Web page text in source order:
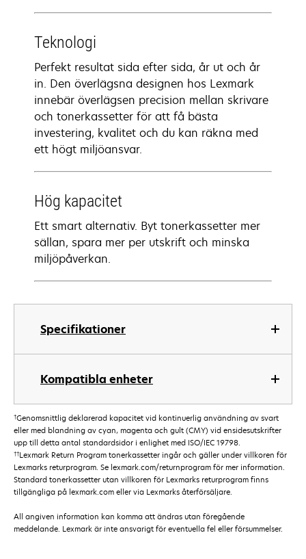
Specifikationer
Kompatibla enheter
Teknologi
Perfekt resultat sida efter sida, år ut och år
in. Den överlägsna designen hos Lexmark
innebär överlägsen precision mellan skrivare
och tonerkassetter för att få bästa
investering, kvalitet och du kan räkna med
ett högt miljöansvar.
Hög kapacitet
Ett smart alternativ. Byt tonerkassetter mer
sällan, spara mer per utskrift och minska
miljöpåverkan.
†Genomsnittlig deklarerad kapacitet vid kontinuerlig användning av svart
eller med blandning av cyan, magenta och gult (CMY) vid ensidesutskrifter
upp till detta antal standardsidor i enlighet med ISO/IEC 19798.
††Lexmark Return Program tonerkassetter ingår och gäller under villkoren för
Lexmarks returprogram. Se lexmark.com/returnprogram för mer information.
Standard tonerkassetter utan villkoren för Lexmarks returprogram finns
tillgängliga på lexmark.com eller via Lexmarks återförsäljare.
All angiven information kan komma att ändras utan föregående
meddelande. Lexmark är inte ansvarigt för eventuella fel eller försummelser.